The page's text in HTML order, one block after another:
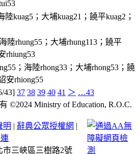
陸kuag5；大埔kuag21；饒平kuag2；
陸rhung55；大埔rhung113；饒平
rhiung53
；海陸rhong33；大埔rhong53；饒
安rhiong55
43] 37 38 39 40 41 ＞ …43
©2024 Ministry of Education, R.O.C.
明 | 辭典公眾授權網 |
市三峽區三樹路2號